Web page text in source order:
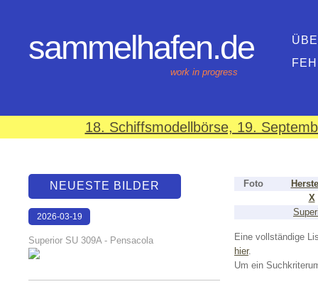
sammelhafen.de
work in progress
18. Schiffsmodellbörse, 19.
Foto
X
Eine vollständige
hier.
Um ein
NEUESTE BILDER
2026-03-19
Superior SU 309A - Pensacola